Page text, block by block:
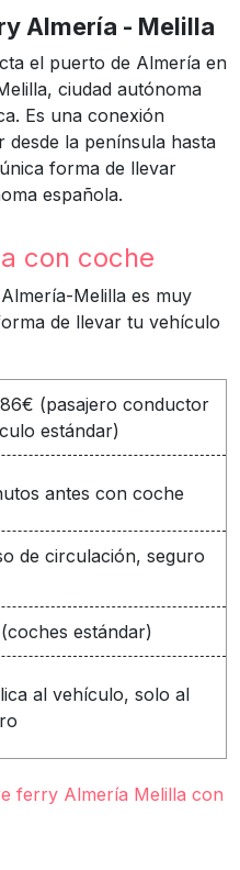
Almería - Melilla
el puerto de Almería en
ciudad autónoma
Es una conexión
desde la península hasta
forma de llevar
española.
con coche
Melilla es muy
de llevar tu vehículo
(pasajero conductor
estándar)
antes con coche
de circulación, seguro
estándar)
al vehículo, solo al
ferry Almería Melilla con